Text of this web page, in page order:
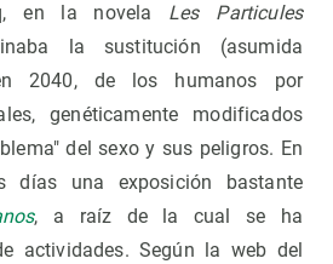
en la novela Les Particules
la sustitución (asumida
2040, de los humanos por
genéticamente modificados
del sexo y sus peligros. En
días una exposición bastante
, a raíz de la cual se ha
actividades. Según la web del